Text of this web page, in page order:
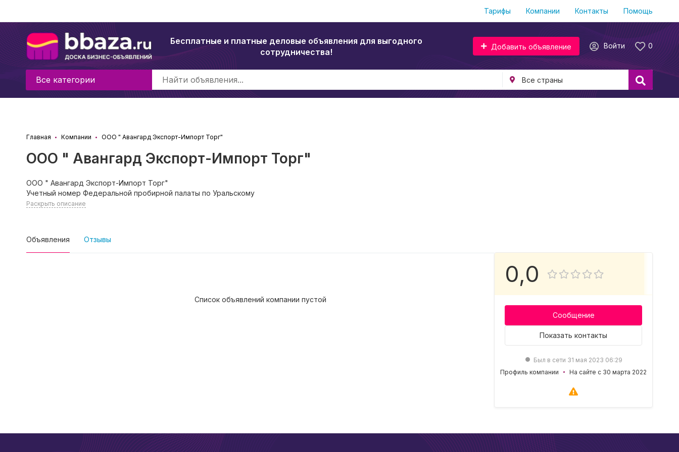
Тарифы Компании Контакты Помощь
Бесплатные и платные деловые объявления для выгодного
сотрудничества!
0
Войти
Добавить объявление
Все категории
Главная Компании ООО " Авангард Экспорт-Импорт Торг"
ООО " Авангард Экспорт-Импорт Торг"
ООО " Авангард Экспорт-Импорт Торг"
Учетный номер Федеральной пробирной палаты по Уральскому
Раскрыть описание
Объявления Отзывы
Список объявлений компании пустой
0,0
Сообщение
Показать контакты
Был в сети 31 мая 2023 06:29
Профиль компании
На сайте с 30 марта 2022